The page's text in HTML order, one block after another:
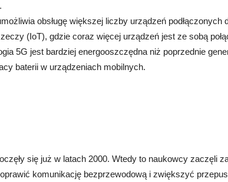
obsługę większej liczby urządzeń podłączonych
(IoT), gdzie coraz więcej urządzeń jest ze sobą
5G jest bardziej energooszczędna niż poprzednie
baterii w urządzeniach mobilnych.
się już w latach 2000. Wtedy to naukowcy zaczęli
komunikację bezprzewodową i zwiększyć